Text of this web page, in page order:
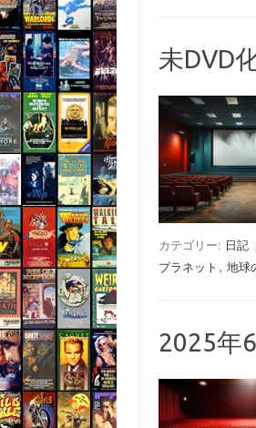
未DVD
カテゴリー: 日記
プラネット , 地球
2025年